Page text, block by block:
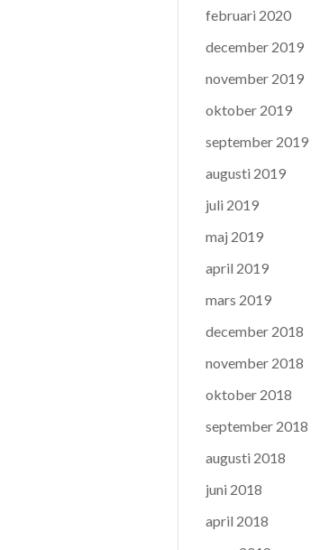
februari 2020
december 2019
november 2019
oktober 2019
september 2019
augusti 2019
juli 2019
maj 2019
april 2019
mars 2019
december 2018
november 2018
oktober 2018
september 2018
augusti 2018
juni 2018
april 2018